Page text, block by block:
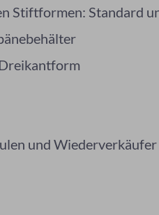
Stiftformen: Standard
und Wiederverkäufer